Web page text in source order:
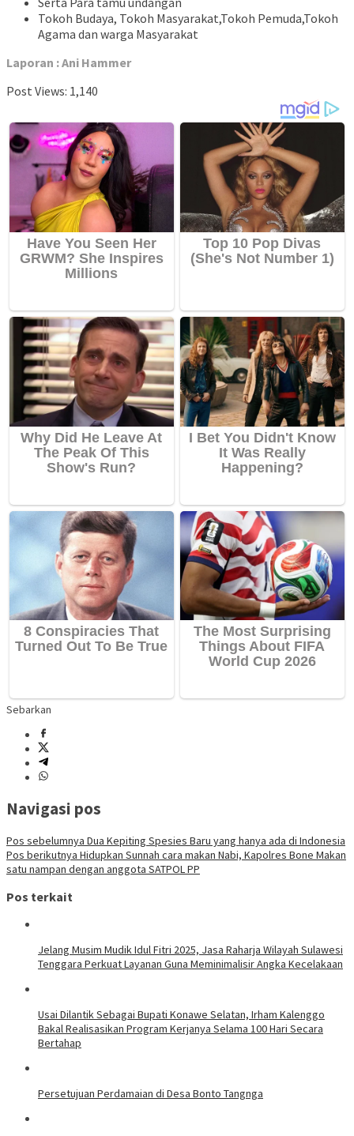
Tokoh Budaya, Tokoh Masyarakat,Tokoh Pemuda,Tokoh
Agama dan warga Masyarakat
Laporan : Ani Hammer
Post Views: 1,140
Sebarkan
Navigasi pos
Pos sebelumnya Dua Kepiting Spesies Baru yang hanya ada di Indonesia
Pos berikutnya Hidupkan Sunnah cara makan Nabi, Kapolres Bone Makan
satu nampan dengan anggota SATPOL PP
Pos terkait
Jelang Musim Mudik Idul Fitri 2025, Jasa Raharja Wilayah Sulawesi
Tenggara Perkuat Layanan Guna Meminimalisir Angka Kecelakaan
Usai Dilantik Sebagai Bupati Konawe Selatan, Irham Kalenggo
Bakal Realisasikan Program Kerjanya Selama 100 Hari Secara
Bertahap
Persetujuan Perdamaian di Desa Bonto Tangnga